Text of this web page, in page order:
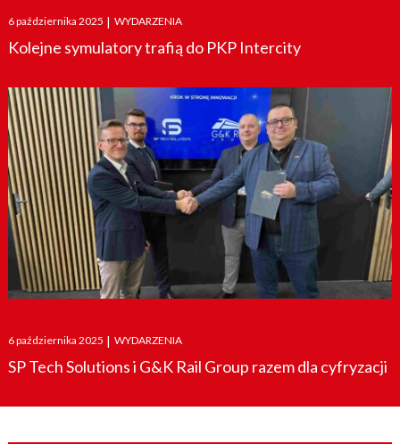
Posted
on
6 października 2025 | WYDARZENIA
Kolejne symulatory trafią do PKP Intercity
Posted
on
6 października 2025 | WYDARZENIA
SP Tech Solutions i G&K Rail Group razem dla cyfryzacji